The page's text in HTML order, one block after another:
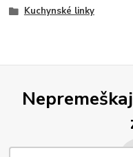
Kuchynské linky